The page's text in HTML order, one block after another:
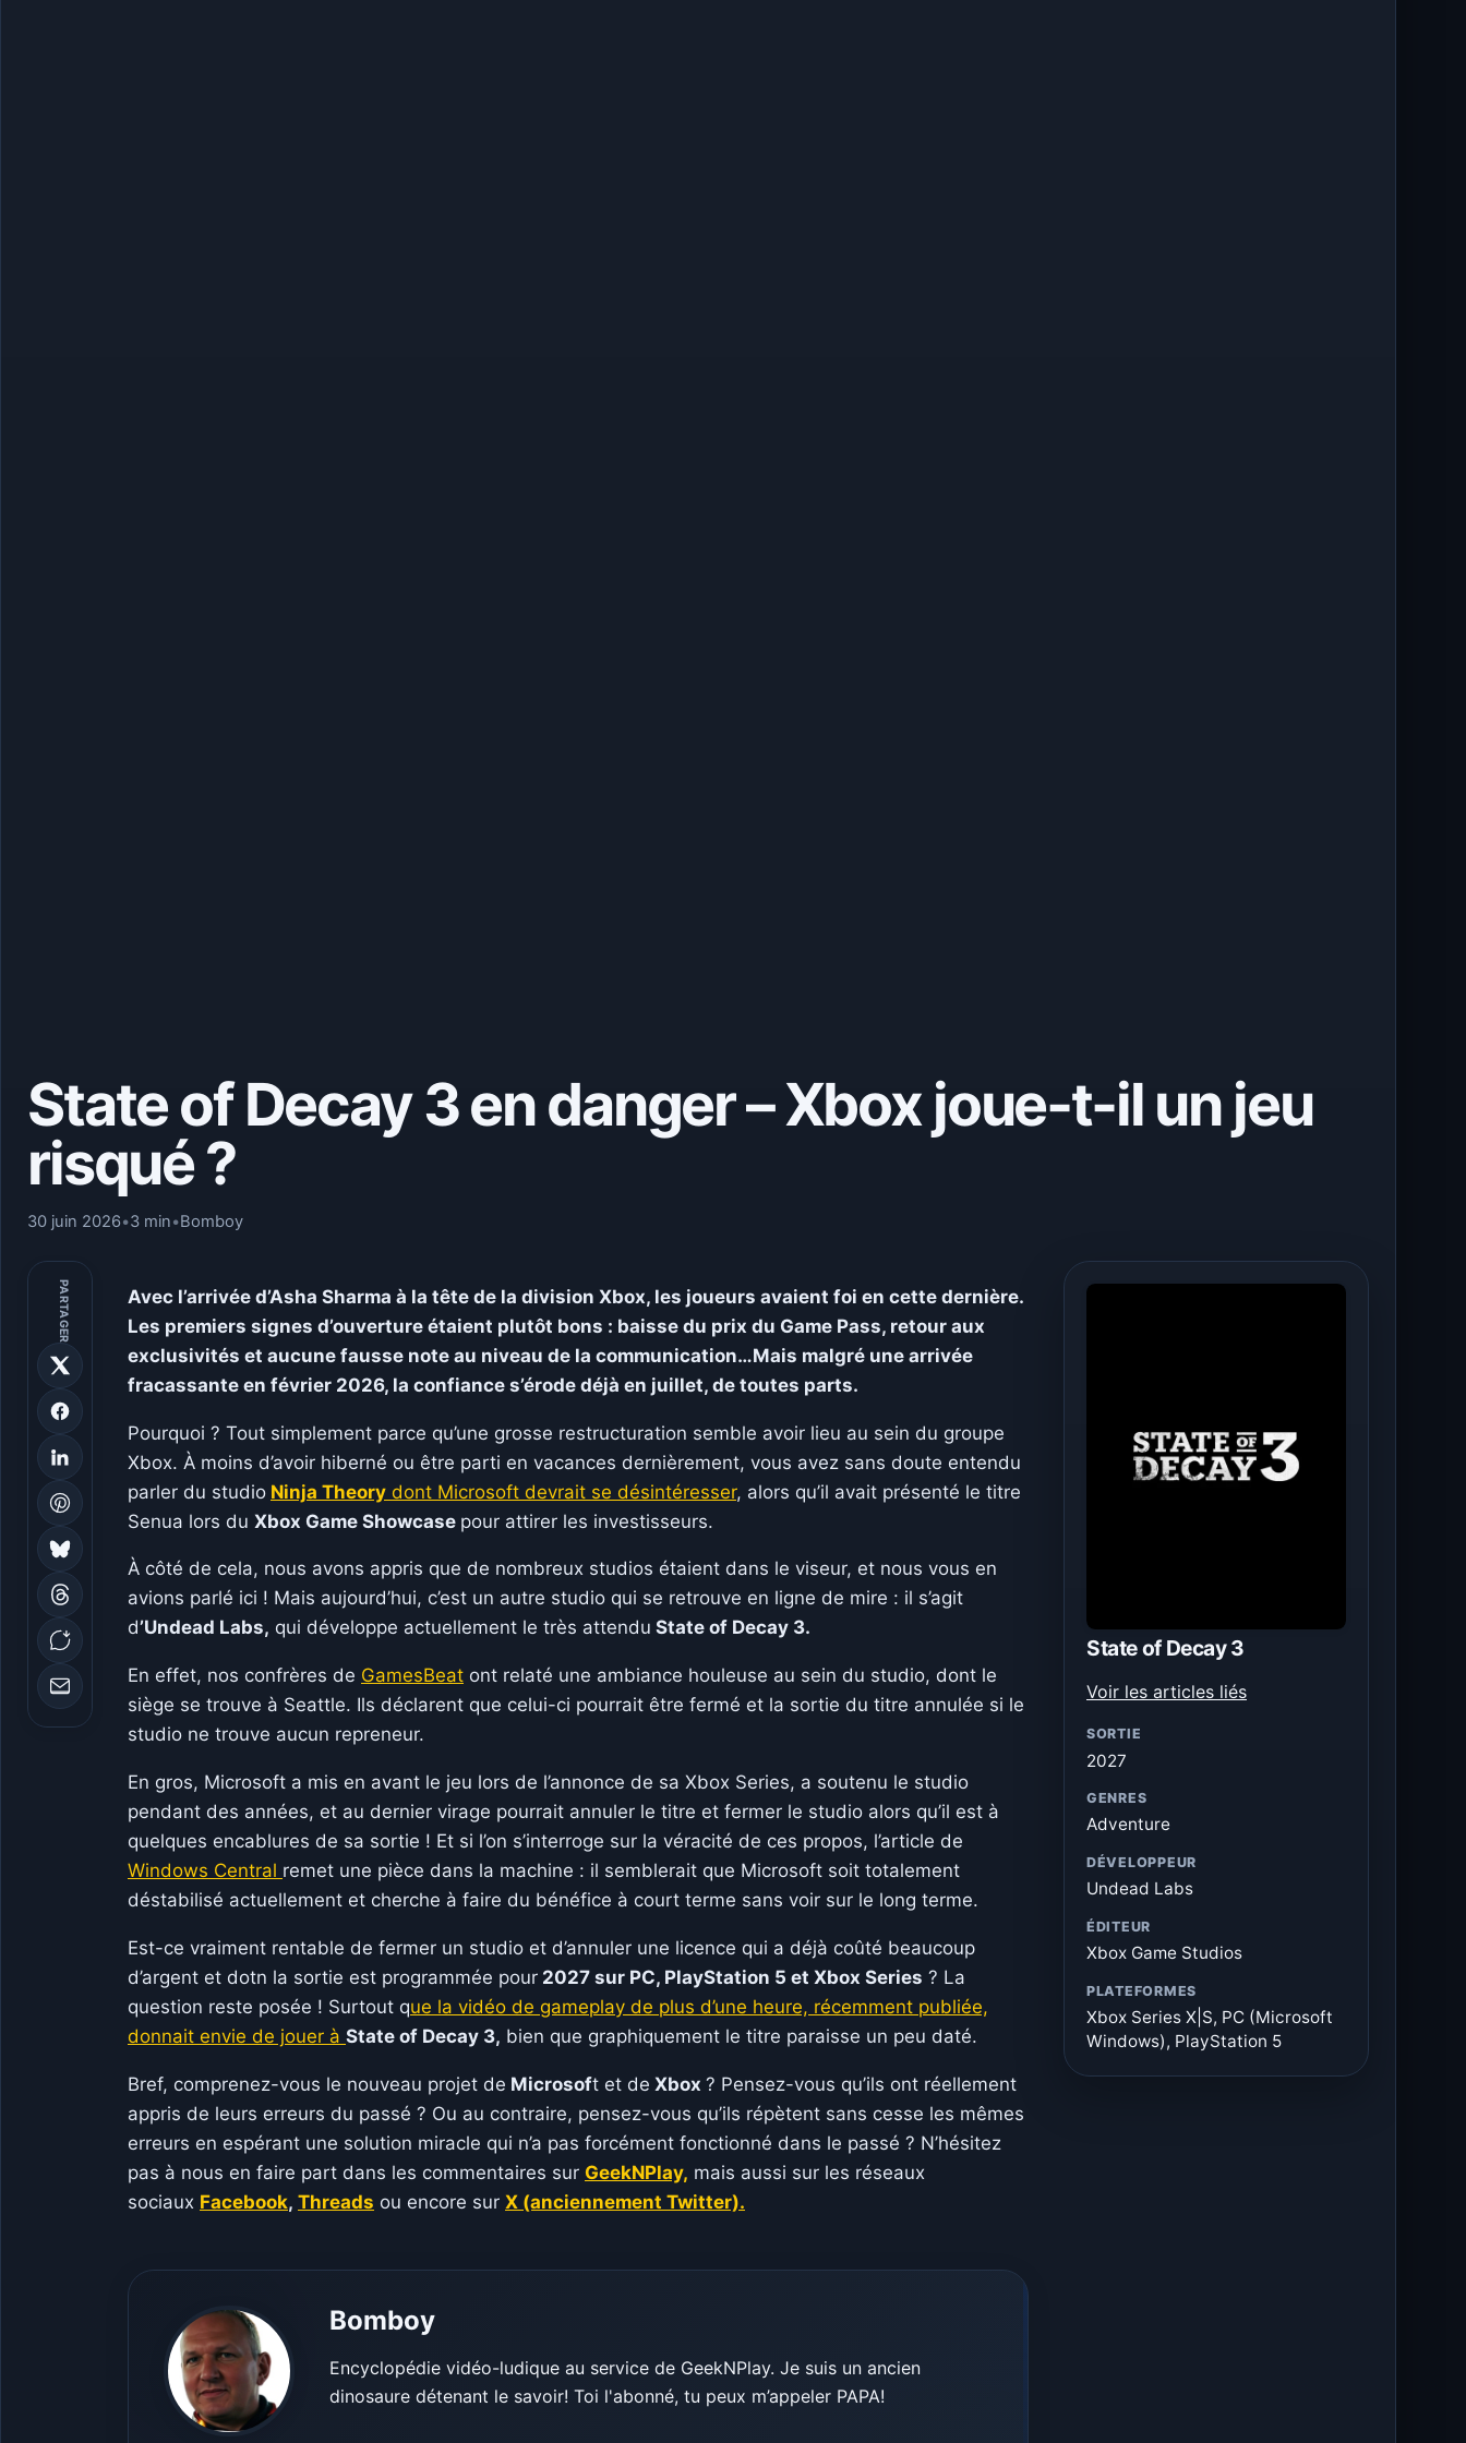
State of Decay 3 en danger – Xbox joue-t-il un jeu
risqué ?
30 juin 2026•3 min•Bomboy
PARTAGER
Avec l’arrivée d’Asha Sharma à la tête de la division Xbox, les joueurs avaient foi en cette dernière.
Les premiers signes d’ouverture étaient plutôt bons : baisse du prix du Game Pass, retour aux
exclusivités et aucune fausse note au niveau de la communication…Mais malgré une arrivée
fracassante en février 2026, la confiance s’érode déjà en juillet, de toutes parts.
Pourquoi ? Tout simplement parce qu’une grosse restructuration semble avoir lieu au sein du groupe
Xbox. À moins d’avoir hiberné ou être parti en vacances dernièrement, vous avez sans doute entendu
parler du studio Ninja Theory dont Microsoft devrait se désintéresser, alors qu’il avait présenté le titre
Senua lors du Xbox Game Showcase pour attirer les investisseurs.
À côté de cela, nous avons appris que de nombreux studios étaient dans le viseur, et nous vous en
avions parlé ici ! Mais aujourd’hui, c’est un autre studio qui se retrouve en ligne de mire : il s’agit
d’Undead Labs, qui développe actuellement le très attendu State of Decay 3.
En effet, nos confrères de GamesBeat ont relaté une ambiance houleuse au sein du studio, dont le
siège se trouve à Seattle. Ils déclarent que celui-ci pourrait être fermé et la sortie du titre annulée si le
studio ne trouve aucun repreneur.
En gros, Microsoft a mis en avant le jeu lors de l’annonce de sa Xbox Series, a soutenu le studio
pendant des années, et au dernier virage pourrait annuler le titre et fermer le studio alors qu’il est à
quelques encablures de sa sortie ! Et si l’on s’interroge sur la véracité de ces propos, l’article de
Windows Central remet une pièce dans la machine : il semblerait que Microsoft soit totalement
déstabilisé actuellement et cherche à faire du bénéfice à court terme sans voir sur le long terme.
Est-ce vraiment rentable de fermer un studio et d’annuler une licence qui a déjà coûté beaucoup
d’argent et dotn la sortie est programmée pour 2027 sur PC, PlayStation 5 et Xbox Series ? La
question reste posée ! Surtout que la vidéo de gameplay de plus d’une heure, récemment publiée,
donnait envie de jouer à State of Decay 3, bien que graphiquement le titre paraisse un peu daté.
Bref, comprenez-vous le nouveau projet de Microsoft et de Xbox ? Pensez-vous qu’ils ont réellement
appris de leurs erreurs du passé ? Ou au contraire, pensez-vous qu’ils répètent sans cesse les mêmes
erreurs en espérant une solution miracle qui n’a pas forcément fonctionné dans le passé ? N’hésitez
pas à nous en faire part dans les commentaires sur GeekNPlay, mais aussi sur les réseaux
sociaux Facebook, Threads ou encore sur X (anciennement Twitter).
Bomboy
Encyclopédie vidéo-ludique au service de GeekNPlay. Je suis un ancien
dinosaure détenant le savoir! Toi l'abonné, tu peux m’appeler PAPA!
State of Decay 3
Voir les articles liés
SORTIE
2027
GENRES
Adventure
DÉVELOPPEUR
Undead Labs
ÉDITEUR
Xbox Game Studios
PLATEFORMES
Xbox Series X|S, PC (Microsoft
Windows), PlayStation 5